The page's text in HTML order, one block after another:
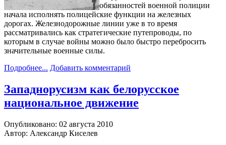
обязанностей военной полиции
начала исполнять полицейские функции на железных
дорогах. Железнодорожные линии уже в то время
рассматривались как стратегические путепроводы, по
которым в случае войны можно было быстро перебросить
значительные военные силы.
Подробнее... Добавить комментарий
Западнорусизм как белорусское
национальное движение
Опубликовано: 02 августа 2010
Автор: Александр Киселев